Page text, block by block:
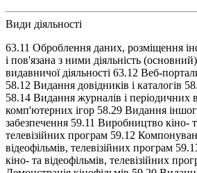
Види діяльності
63.11 Оброблення даних, розміщення
і пов'язана з ними діяльність
видавничої діяльності 63.12 Веб-
58.12 Видання довідників і каталогів
58.14 Видання журналів і періодичних
комп'ютерних ігор 58.29 Видання
забезпечення 59.11 Виробництво кіно-
телевізійних програм 59.12
відеофільмів, телевізійних програм
кіно- та відеофільмів, телевізійних